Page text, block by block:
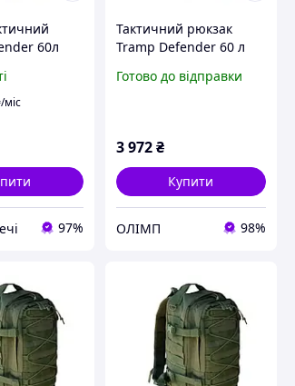
60л
/міс
97%
Тактичний рюкзак
Tramp Defender 60 л
Готово до відправки
3 972₴
Купити
ОЛІМП 98%